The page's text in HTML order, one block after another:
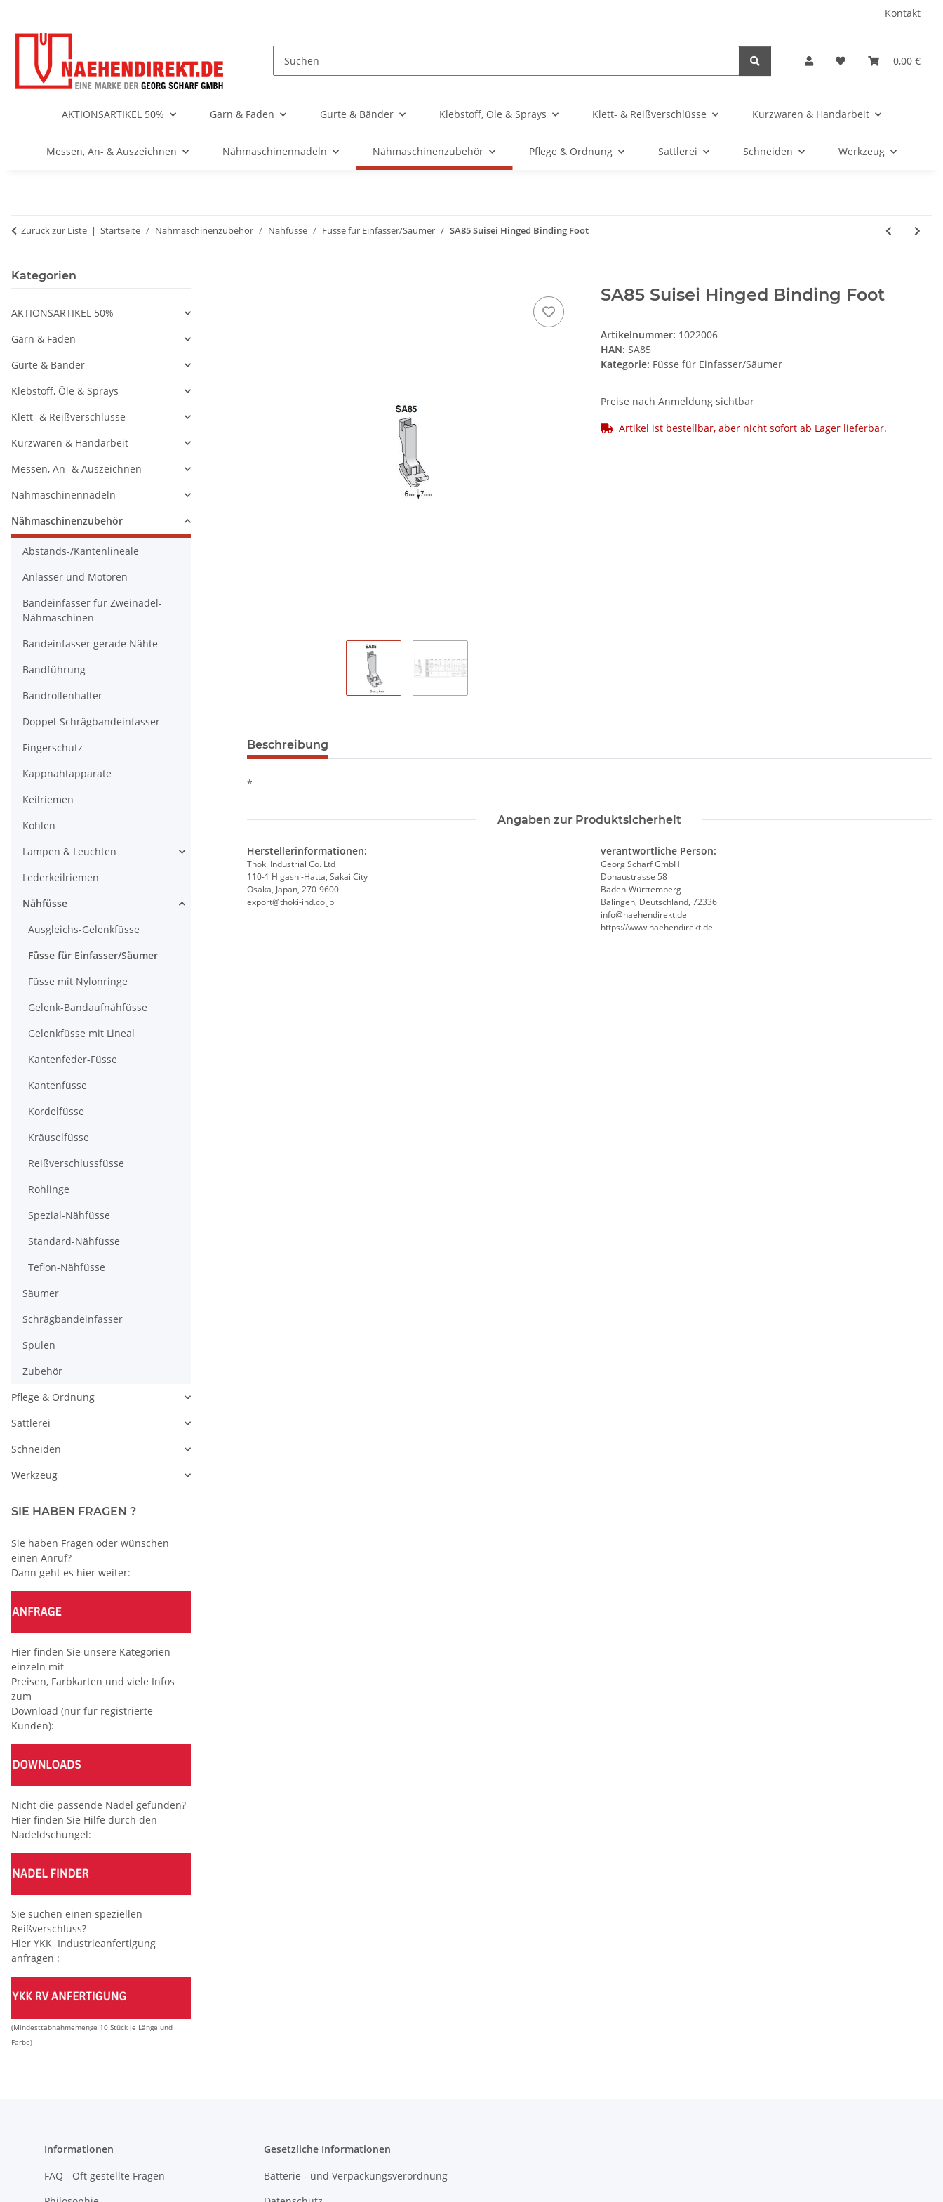
Kontakt
0,00 €
AKTIONSARTIKEL 50% Garn & Faden Gurte & Bänder Klebstoff, Öle & Sprays Klett- & Reißverschlüsse Kurzwaren & Handarbeit
Messen, An- & Auszeichnen Nähmaschinennadeln Nähmaschinenzubehör Pflege & Ordnung Sattlerei Schneiden Werkzeug
Zurück zur Liste Startseite Nähmaschinenzubehör Nähfüsse Füsse für Einfasser/Säumer SA85 Suisei Hinged Binding Foot
SA85 Suisei Hinged Binding Foot
Artikelnummer: 1022006
HAN: SA85
Kategorie: Füsse für Einfasser/Säumer
Preise nach Anmeldung sichtbar
Artikel ist bestellbar, aber nicht sofort ab Lager lieferbar.
Beschreibung
*
Angaben zur Produktsicherheit
Herstellerinformationen:
Thoki Industrial Co. Ltd
110-1 Higashi-Hatta, Sakai City
Osaka, Japan, 270-9600
export@thoki-ind.co.jp
verantwortliche Person:
Georg Scharf GmbH
Donaustrasse 58
Baden-Württemberg
Balingen, Deutschland, 72336
info@naehendirekt.de
https://www.naehendirekt.de
Kategorien
AKTIONSARTIKEL 50%
Garn & Faden
Gurte & Bänder
Klebstoff, Öle & Sprays
Klett- & Reißverschlüsse
Kurzwaren & Handarbeit
Messen, An- & Auszeichnen
Nähmaschinennadeln
Nähmaschinenzubehör
Abstands-/Kantenlineale
Anlasser und Motoren
Bandeinfasser für Zweinadel-
Nähmaschinen
Bandeinfasser gerade Nähte
Bandführung
Bandrollenhalter
Doppel-Schrägbandeinfasser
Fingerschutz
Kappnahtapparate
Keilriemen
Kohlen
Lampen & Leuchten
Lederkeilriemen
Nähfüsse
Ausgleichs-Gelenkfüsse
Füsse für Einfasser/Säumer
Füsse mit Nylonringe
Gelenk-Bandaufnähfüsse
Gelenkfüsse mit Lineal
Kantenfeder-Füsse
Kantenfüsse
Kordelfüsse
Kräuselfüsse
Reißverschlussfüsse
Rohlinge
Spezial-Nähfüsse
Standard-Nähfüsse
Teflon-Nähfüsse
Säumer
Schrägbandeinfasser
Spulen
Zubehör
Pflege & Ordnung
Sattlerei
Schneiden
Werkzeug
SIE HABEN FRAGEN ?
Sie haben Fragen oder wünschen
einen Anruf?
Dann geht es hier weiter:
Hier finden Sie unsere Kategorien
einzeln mit
Preisen, Farbkarten und viele Infos
zum
Download (nur für registrierte
Kunden):
Nicht die passende Nadel gefunden?
Hier finden Sie Hilfe durch den
Nadeldschungel:
Sie suchen einen speziellen
Reißverschluss?
Hier YKK Industrieanfertigung
anfragen :
(Mindesttabnahmemenge 10 Stück je Länge und
Farbe)
Informationen
FAQ - Oft gestellte Fragen
Gesetzliche Informationen
Batterie - und Verpackungsverordnung